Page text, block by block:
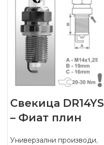
Свекица DR14YS
– Фиат плин
Универзални производи,